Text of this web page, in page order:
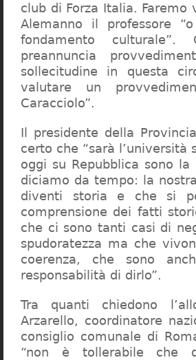
club di Forza Italia. Faremo
Alemanno il professore
fondamento
preannuncia
sollecitudine in questa
valutare un
Caracciolo”.
Il presidente della
certo che “sarà l’università
oggi su Repubblica sono
diciamo da tempo: la
diventi storia e che si
comprensione dei fatti
che ci sono tanti casi di
spudoratezza ma che
coerenza, che sono
responsabilità di dirlo”.
Tra quanti chiedono
Arzarello, coordinatore
consiglio comunale di
“non è tollerabile che